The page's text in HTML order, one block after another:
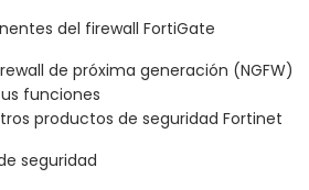
del firewall FortiGate
de próxima generación (NGFW)
funciones
productos de seguridad Fortinet
seguridad